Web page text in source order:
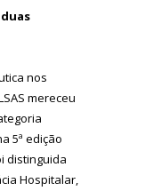
nos
mereceu
5ª edição
distinguida
Hospitalar,